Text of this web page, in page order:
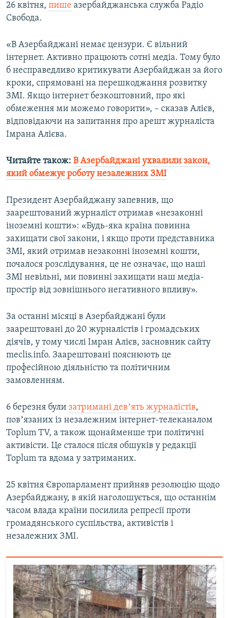
26 квітня, пише азербайджанська служба Радіо
Свобода.
«В Азербайджані немає цензури. Є вільний
інтернет. Активно працюють сотні медіа. Тому було
б несправедливо критикувати Азербайджан за його
кроки, спрямовані на перешкоджання розвитку
ЗМІ. Якщо інтернет безкоштовний, про які
обмеження ми можемо говорити», – сказав Алієв,
відповідаючи на запитання про арешт журналіста
Імрана Алієва.
Читайте також: В Азербайджані ухвалили закон,
який обмежує роботу незалежних ЗМІ
Президент Азербайджану запевнив, що
заарештований журналіст отримав «незаконні
іноземні кошти»: «Будь-яка країна повинна
захищати свої закони, і якщо проти представника
ЗМІ, який отримав незаконні іноземні кошти,
почалося розслідування, це не означає, що наші
ЗМІ невільні, ми повинні захищати наш медіа-
простір від зовнішнього негативного впливу».
За останні місяці в Азербайджані були
заарештовані до 20 журналістів і громадських
діячів, у тому числі Імран Алієв, засновник сайту
meclis.info. Заарештовані пояснюють це
професійною діяльністю та політичним
замовленням.
6 березня були затримані девʼять журналістів,
повʼязаних із незалежним інтернет-телеканалом
Toplum TV, а також щонайменше три політичні
активісти. Це сталося після обшуків у редакції
Toplum та вдома у затриманих.
25 квітня Європарламент прийняв резолюцію щодо
Азербайджану, в якій наголошується, що останнім
часом влада країни посилила репресії проти
громадянського суспільства, активістів і
незалежних ЗМІ.